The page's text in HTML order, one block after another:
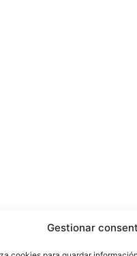
Gestionar